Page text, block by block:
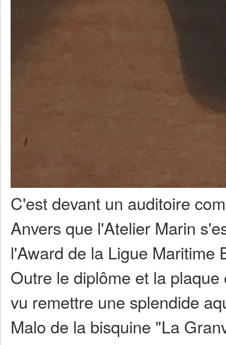
C'est devant un auditoire
Anvers que l'Atelier Marin
l'Award de la Ligue Maritime
Outre le diplôme et la
vu remettre une splendide
Malo de la bisquine "La